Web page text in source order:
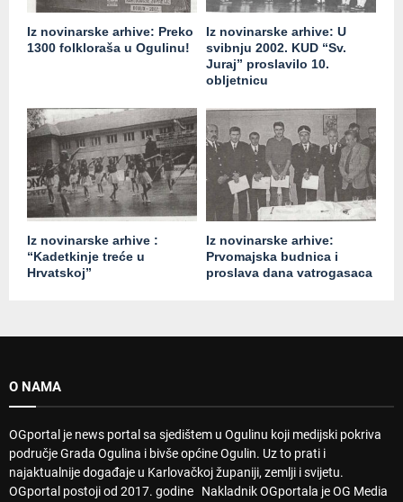
Iz novinarske arhive: Preko
1300 folkloraša u Ogulinu!
Iz novinarske arhive: U
svibnju 2002. KUD “Sv.
Juraj” proslavilo 10.
obljetnicu
Iz novinarske arhive :
“Kadetkinje treće u
Hrvatskoj”
Iz novinarske arhive:
Prvomajska budnica i
proslava dana vatrogasaca
O NAMA
OGportal je news portal sa sjedištem u Ogulinu koji medijski pokriva
područje Grada Ogulina i bivše općine Ogulin. Uz to prati i
najaktualnije događaje u Karlovačkoj županiji, zemlji i svijetu.
OGportal postoji od 2017. godine Nakladnik OGportala je OG Media